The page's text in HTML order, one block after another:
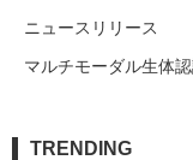
ニュースリリース
マルチモーダル生体
TRENDING